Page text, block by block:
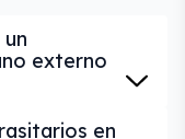
externo
en